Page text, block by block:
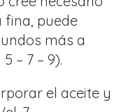
fina, puede
más a
– 7 – 9).
el aceite y